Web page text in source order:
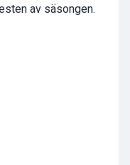
av säsongen.